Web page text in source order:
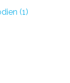
(1)